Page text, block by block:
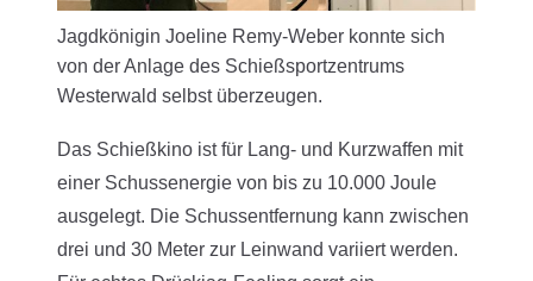
Jagdkönigin Joeline Remy-Weber konnte sich
von der Anlage des Schießsportzentrums
Westerwald selbst überzeugen.
Das Schießkino ist für Lang- und Kurzwaffen mit
einer Schussenergie von bis zu 10.000 Joule
ausgelegt. Die Schussentfernung kann zwischen
drei und 30 Meter zur Leinwand variiert werden.